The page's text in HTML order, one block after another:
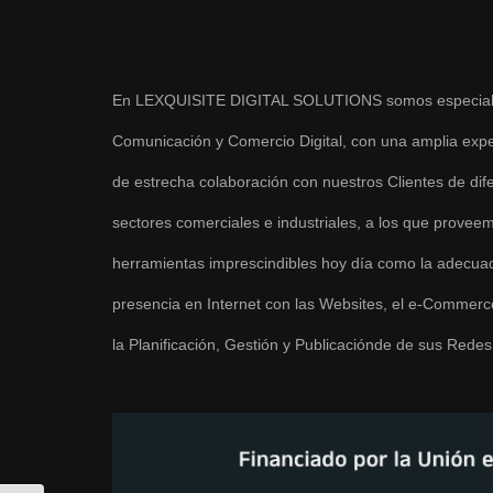
En LEXQUISITE DIGITAL SOLUTIONS somos
Comunicación y Comercio Digital, con una amplia
de estrecha colaboración con nuestros Clientes de
sectores comerciales e industriales, a los que
herramientas imprescindibles hoy día como la
presencia en Internet con las Websites, el e-
la Planificación, Gestión y Publicaciónde de sus Redes